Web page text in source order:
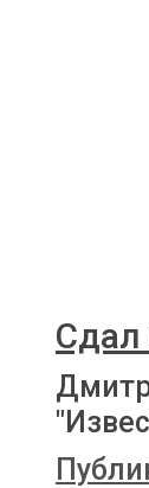
Сдал